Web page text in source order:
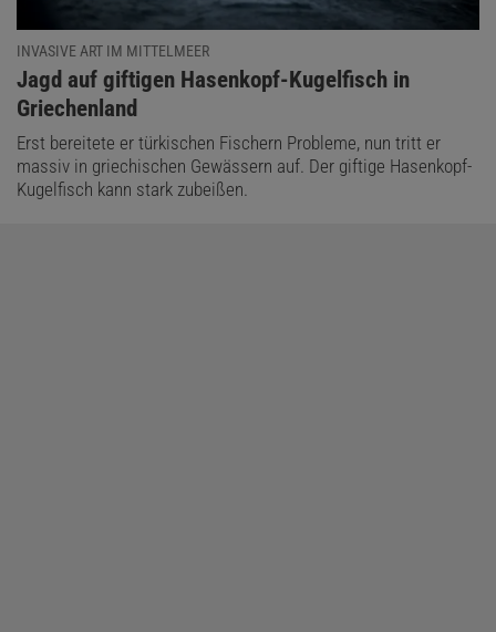
INVASIVE ART IM MITTELMEER
:
Jagd auf giftigen Hasenkopf-Kugelfisch in
Griechenland
Erst bereitete er türkischen Fischern Probleme, nun tritt er
massiv in griechischen Gewässern auf. Der giftige Hasenkopf-
Kugelfisch kann stark zubeißen.